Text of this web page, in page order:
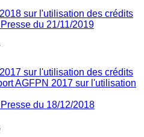
sur l'utilisation des crédits
du 21/11/2019
sur l'utilisation des crédits
AGFPN 2017 sur l'utilisation
du 18/12/2018